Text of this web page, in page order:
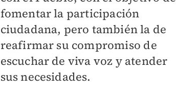
fomentar la participación
ciudadana, pero también la de
reafirmar su compromiso de
escuchar de viva voz y atender
sus necesidades.